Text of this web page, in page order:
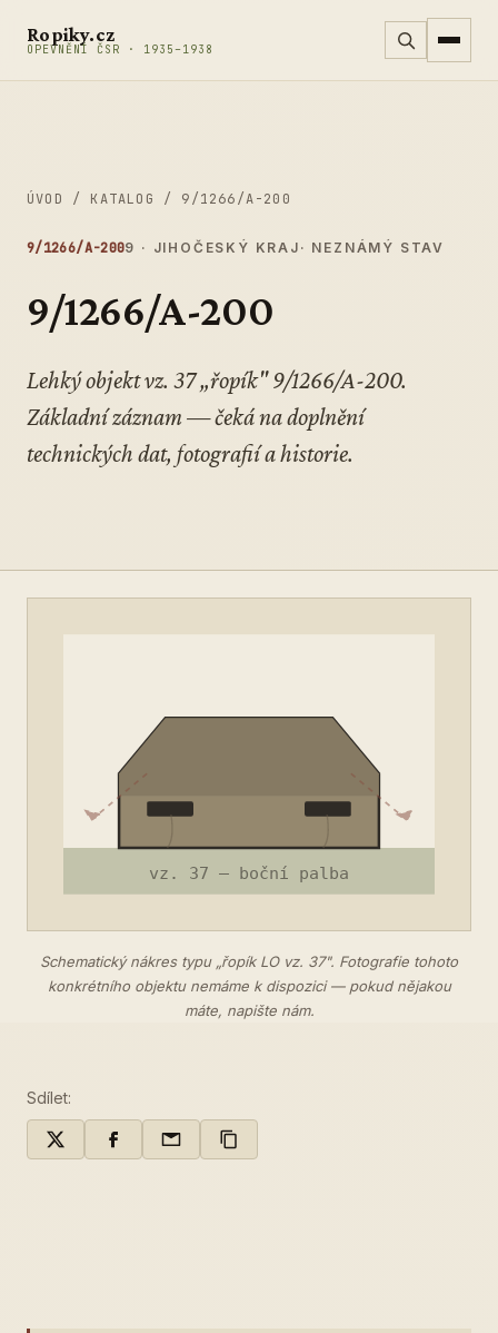
Ropiky.cz
OPEVNĚNÍ ČSR · 1935–1938
ÚVOD / KATALOG / 9/1266/A-200
9/1266/A-2009 · JIHOČESKÝ KRAJ · NEZNÁMÝ STAV
9/1266/A-200
Lehký objekt vz. 37 „řopík" 9/1266/A-200.
Základní záznam — čeká na doplnění
technických dat, fotografií a historie.
Schematický nákres typu „řopík LO vz. 37". Fotografie tohoto
konkrétního objektu nemáme k dispozici — pokud nějakou
máte, napište nám.
Sdílet: